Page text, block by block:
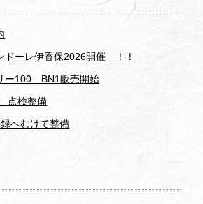
ドーレ伊香保2026開催 ！！
ー100 BN1販売開始
点検整備
へむけて整備